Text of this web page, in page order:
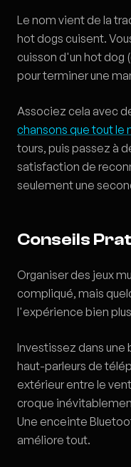
Le nom vient de la
hot dogs cuisent.
cuisson d'un hot dog
pour terminer une
Associez cela avec
chansons que tout le
tours, puis passez à
satisfaction de
seulement une
Conseils
Organiser des jeux
compliqué, mais
l'expérience bien
Investissez dans
haut-parleurs de
extérieur entre le
croque
Une enceinte
améliore tout.